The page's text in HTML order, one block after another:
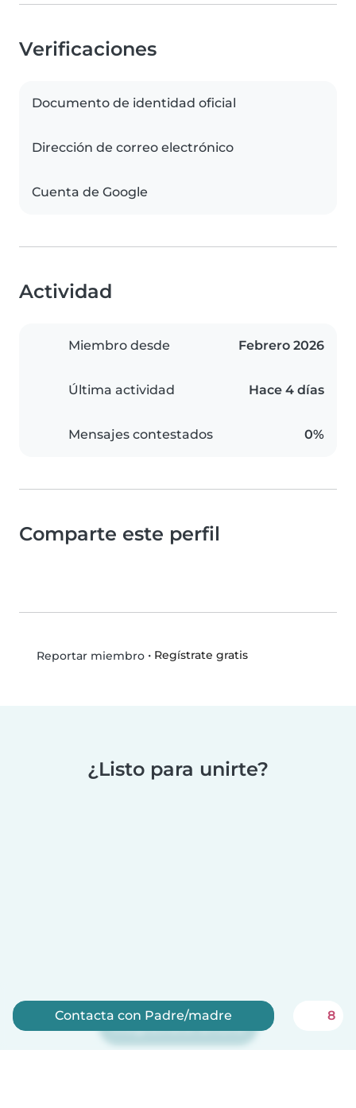
Verificaciones
Documento de identidad oficial
Dirección de correo electrónico
Cuenta de Google
Actividad
Miembro desde Febrero 2026
Última actividad Hace 4 días
Mensajes contestados 0%
Comparte este perfil
Reportar miembro• Regístrate gratis
¿Listo para unirte?
Regístrate ahora
Contacta con Padre/madre 8